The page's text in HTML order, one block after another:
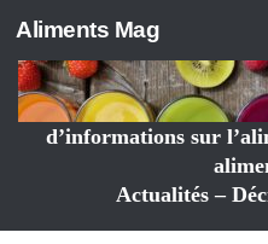
Aliments Mag
d’informations sur
Actualités –